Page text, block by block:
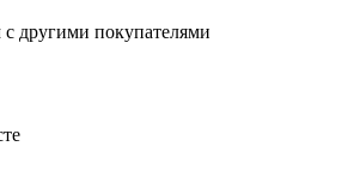
другими покупателями